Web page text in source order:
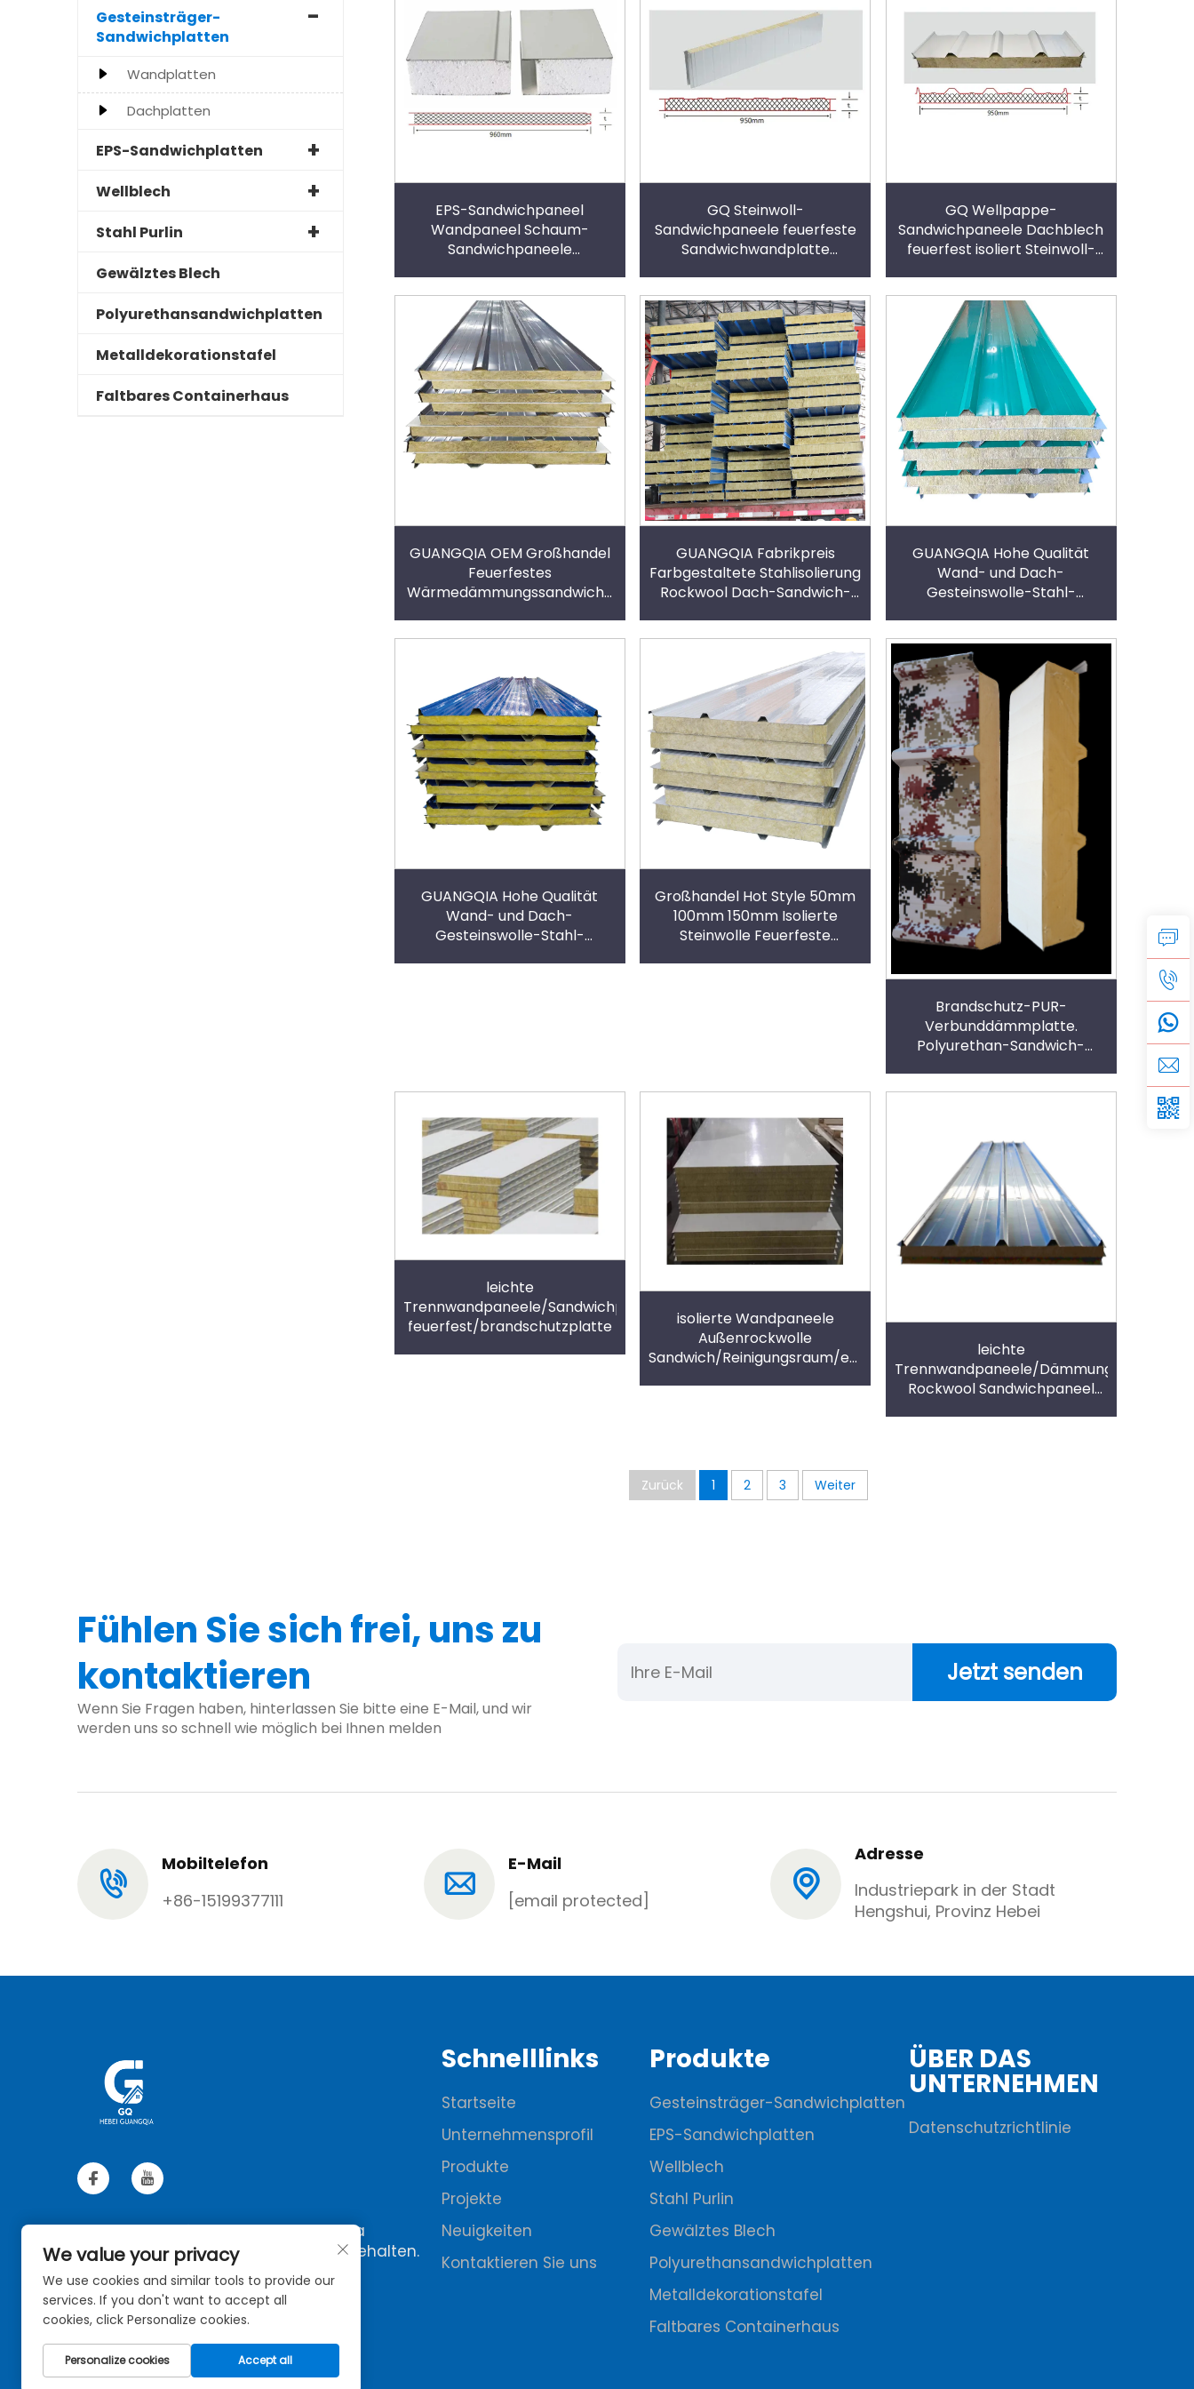
Gesteinsträger-
Sandwichplatten
Wandplatten
Dachplatten
EPS-Sandwichplatten
Wellblech
Stahl Purlin
Gewälztes Blech
Polyurethansandwichplatten
Metalldekorationstafel
Faltbares Containerhaus
EPS-Sandwichpaneel
Wandpaneel Schaum-
Sandwichpaneele
GQ Steinwoll-
Sandwichpaneele feuerfeste
Sandwichwandplatte
GQ Wellpappe-
Sandwichpaneele Dachblech
feuerfest isoliert Steinwoll-
GUANGQIA OEM Großhandel
Feuerfestes
Wärmedämmungssandwich-
GUANGQIA Fabrikpreis
Farbgestaltete Stahlisolierung
Rockwool Dach-Sandwich-
GUANGQIA Hohe Qualität
Wand- und Dach-
Gesteinswolle-Stahl-
Panele für Lagerhäuser
GUANGQIA Hohe Qualität
Wand- und Dach-
Gesteinswolle-Stahl-
Großhandel Hot Style 50mm
100mm 150mm Isolierte
Steinwolle Feuerfeste
Brandschutz-PUR-
Verbunddämmplatte.
Polyurethan-Sandwich-
leichte
Trennwandpaneele/Sandwichpaneel
feuerfest/brandschutzplatte
isolierte Wandpaneele
Außenrockwolle
Sandwich/Reinigungsraum/eps
leichte
Trennwandpaneele/Dämmung
Rockwool Sandwichpaneel
Zurück 1 2 3 Weiter
Fühlen Sie sich frei, uns zu
kontaktieren
Wenn Sie Fragen haben, hinterlassen Sie bitte eine E-Mail, und wir
werden uns so schnell wie möglich bei Ihnen melden
Jetzt senden
Mobiltelefon
+86-15199377111
E-Mail
[email protected]
Adresse
Industriepark in der Stadt
Hengshui, Provinz Hebei
Urheberrecht © 2025 Hebei Guangqia
Technology Co., Ltd. Alle Rechte vorbehalten.
Schnelllinks
Startseite
Unternehmensprofil
Produkte
Projekte
Neuigkeiten
Kontaktieren Sie uns
Produkte
Gesteinsträger-Sandwichplatten
EPS-Sandwichplatten
Wellblech
Stahl Purlin
Gewälztes Blech
Polyurethansandwichplatten
Metalldekorationstafel
Faltbares Containerhaus
ÜBER DAS
UNTERNEHMEN
Datenschutzrichtlinie
We value your privacy
We use cookies and similar tools to provide our
services. If you don't want to accept all
cookies, click Personalize cookies.
Personalize cookies Accept all